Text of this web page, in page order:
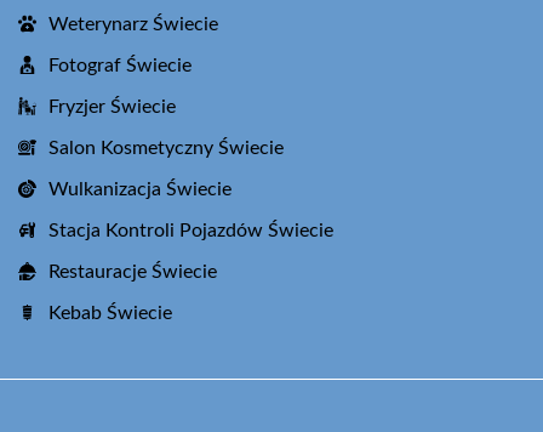
Weterynarz Świecie
Fotograf Świecie
Fryzjer Świecie
Salon Kosmetyczny Świecie
Wulkanizacja Świecie
Stacja Kontroli Pojazdów Świecie
Restauracje Świecie
Kebab Świecie